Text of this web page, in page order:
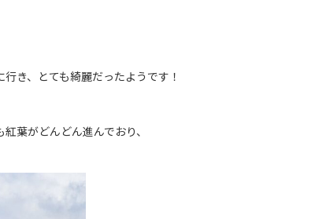
き、とても綺麗だったようです！
葉がどんどん進んでおり、